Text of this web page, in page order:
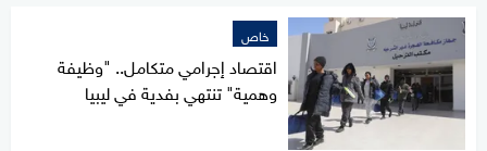
خاص
اقتصاد إجرامي متكامل.. "وظيفة
وهمية" تنتهي بفدية في ليبيا